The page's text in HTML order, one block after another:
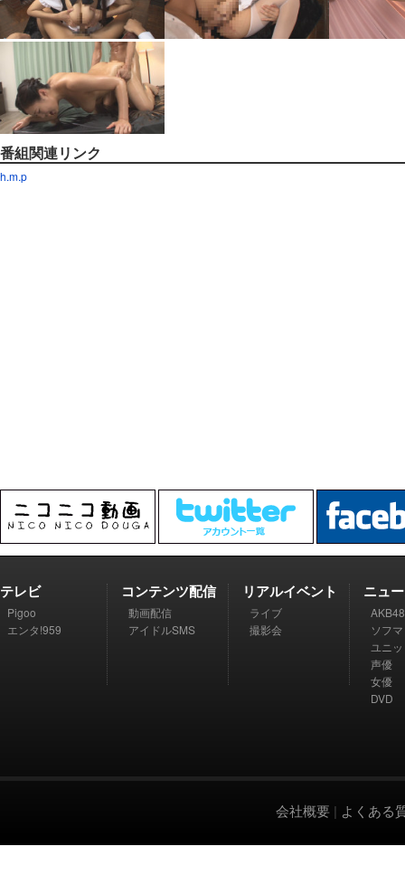
番組関連リンク
h.m.p
テレビ
Pigoo
エンタ!959
コンテンツ配信
動画配信
アイドルSMS
リアルイベント
ライブ
撮影会
ニュ
AKB48
ソフ
ユニ
声優
女優
DVD
会社概要 | よくある